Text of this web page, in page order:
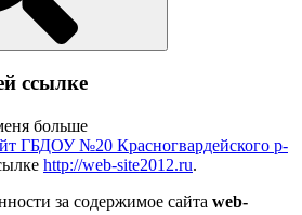
ссылке
больше
ГБДОУ №20 Красногвардейского р-
http://web-site2012.ru.
за содержимое сайта web-